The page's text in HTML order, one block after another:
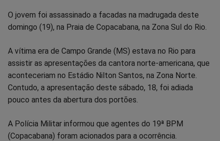
O jovem foi assassinado a facadas na madrugada deste
domingo (19), na Praia de Copacabana, na Zona Sul do Rio.
A vítima era de Campo Grande (MS) estava no Rio para
assistir as apresentações da cantora norte-americana, que
aconteceriam no Estádio Nilton Santos, na Zona Norte.
Contudo, a apresentação deste sábado, 18, foi adiada
pouco antes da abertura dos portões.
A Polícia Militar informou que agentes do 19ª BPM
(Copacabana) foram acionados para a ocorrência.